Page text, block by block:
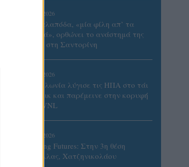
05/08/2026
Η Καλαπόδα, «μία φίλη απ’ τα
παλιά», ορθώνει το ανάστημά της
ξανά στη Σαντορίνη
02/08/2026
Η Πολωνία λύγισε τις ΗΠΑ στο τάι
μπρέικ και παρέμεινε στην κορυφή
του VNL
02/08/2026
Qidong Futures: Στην 3η θέση
Ντάλλας, Χατζηνικολάου